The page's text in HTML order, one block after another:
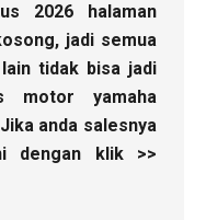
2026 halaman
jadi semua
tidak bisa jadi
motor yamaha
anda salesnya
dengan klik >>